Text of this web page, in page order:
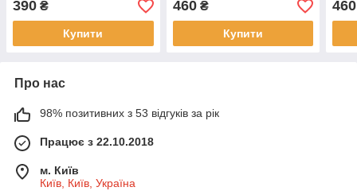
390 ₴
Купити
460₴
Купити
460
Про нас
98% позитивних з 53 відгуків за рік
Працює з 22.10.2018
м. Київ
Київ, Київ, Україна